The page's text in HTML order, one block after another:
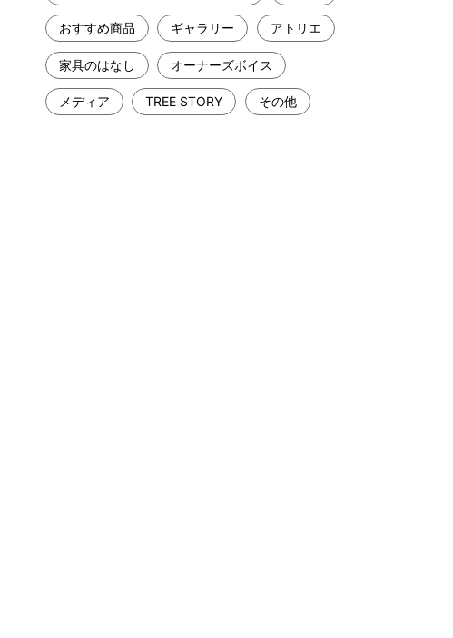
おすすめ商品 ギャラリー アトリエ
家具のはなし オーナーズボイス
メディア TREE STORY その他